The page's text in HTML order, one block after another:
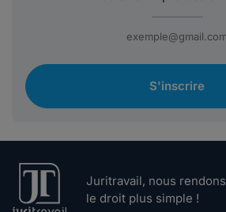
S'inscrire
Juritravail, nous rendons
le droit plus simple !